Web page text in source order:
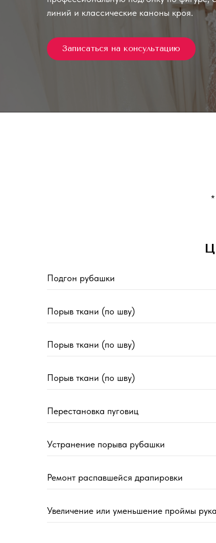
линий и классические каноны кроя.
Записаться на консультацию
*
Подгон рубашки
Порыв ткани (по шву)
Порыв ткани (по шву)
Порыв ткани (по шву)
Перестановка пуговиц
Устранение порыва рубашки
Ремонт распавшейся драпировки
Увеличение или уменьшение проймы